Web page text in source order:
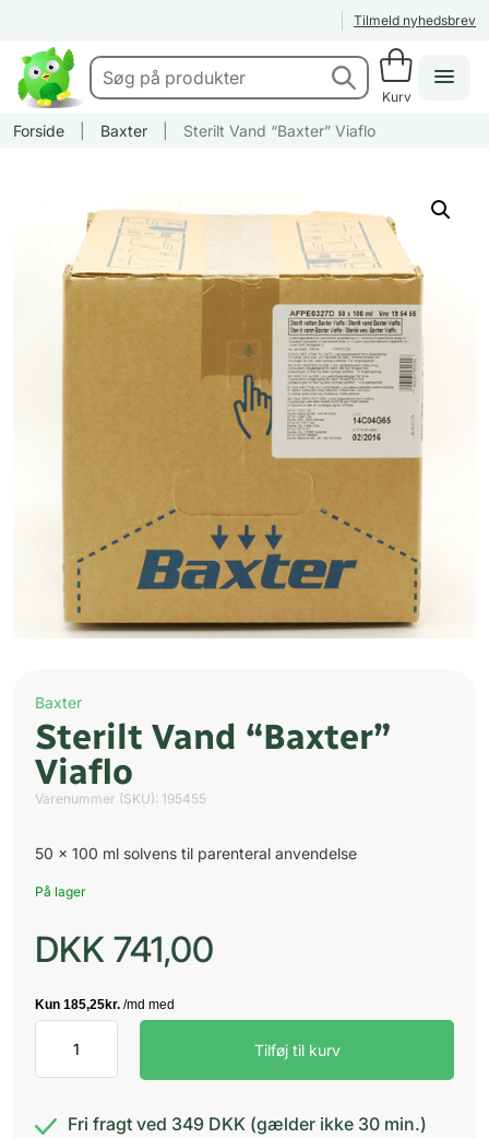
Tilmeld nyhedsbrev
Kurv
Forside Baxter Sterilt Vand “Baxter” Viaflo
Baxter
Sterilt Vand “Baxter”
Viaflo
Varenummer (SKU): 195455
50 x 100 ml solvens til parenteral anvendelse
På lager
DKK 741,00
"Baxter"
antal
Tilføj til kurv
Fri fragt ved 349 DKK (gælder ikke 30 min.)